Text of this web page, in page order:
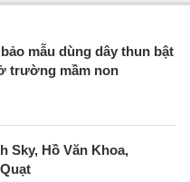
mẫu dùng dây thun bật
trường mầm non
Sky, Hồ Văn Khoa,